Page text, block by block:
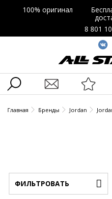
100% оригинал
8 801
Главная Бренды Jordan
ФИЛЬТРОВАТЬ